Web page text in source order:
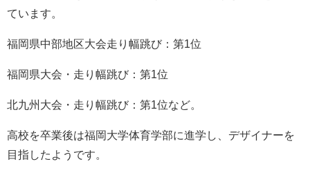
ています。
福岡県中部地区大会走り幅跳び：第1位
福岡県大会・走り幅跳び：第1位
北九州大会・走り幅跳び：第1位など。
高校を卒業後は福岡大学体育学部に進学し、デザイナーを
目指したようです。